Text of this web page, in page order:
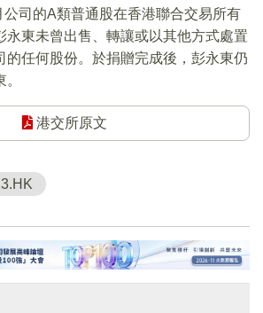
公司的A類普通股在香港聯合交易所有
永東未曾出售、轉讓或以其他方式處置
的任何股份。於捐贈完成後，彭永東仍
港交所原文